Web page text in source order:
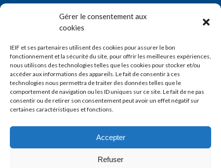
Gérer le consentement aux
cookies
IEIF et ses partenaires utilisent des cookies pour assurer le bon
fonctionnement et la sécurité du site, pour offrir les meilleures expériences,
nous utilisons des technologies telles que les cookies pour stocker et/ou
accéder aux informations des appareils. Le fait de consentir à ces
technologies nous permettra de traiter des données telles que le
comportement de navigation ou les ID uniques sur ce site. Le fait de ne pas
consentir ou de retirer son consentement peut avoir un effet négatif sur
certaines caractéristiques et fonctions.
Accepter
Refuser
Prénom*
E-mail*